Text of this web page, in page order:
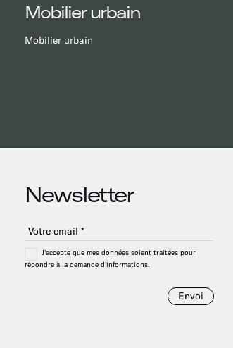
Mobilier urbain
Mobilier urbain
Newsletter
J'accepte que mes données soient traitées pour
répondre à la demande d'informations.
Envoi